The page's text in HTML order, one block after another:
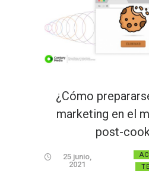
¿Cómo
marketing en el
post-
25 junio,
2021